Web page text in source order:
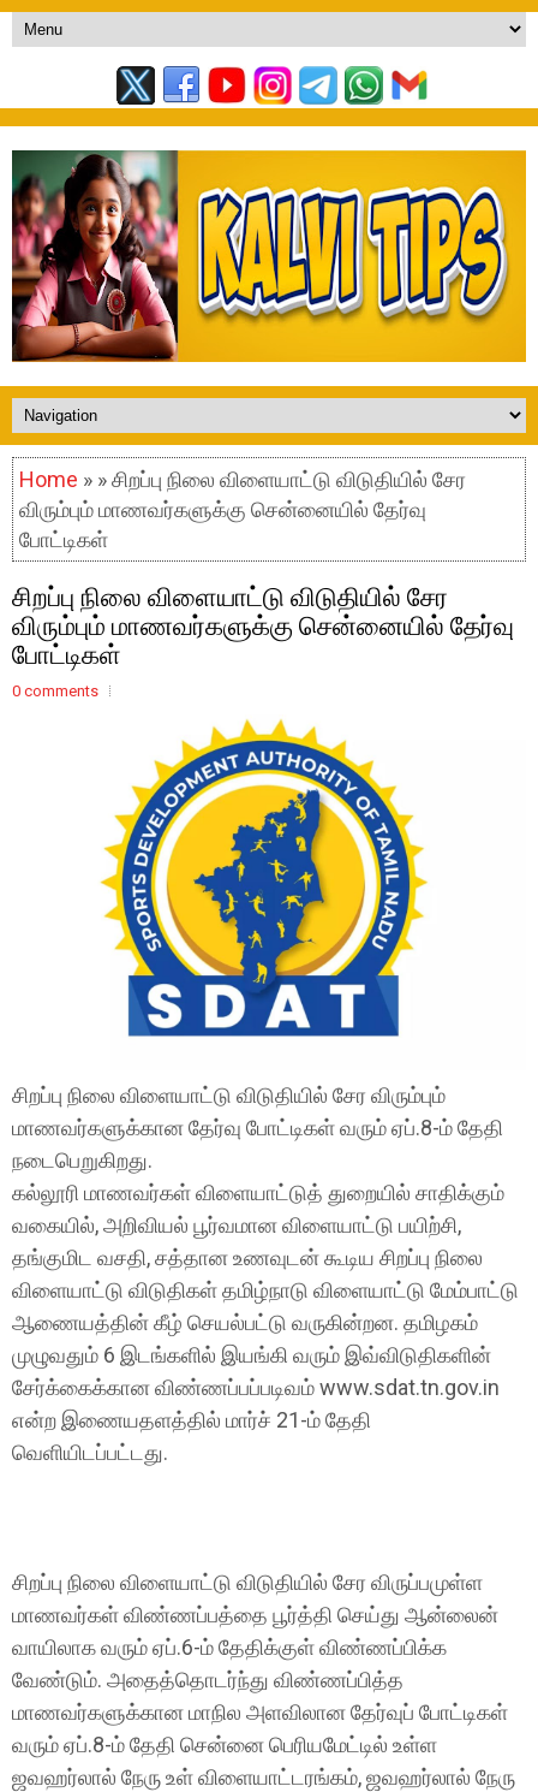
Home » » சிறப்பு நிலை விளையாட்டு விடுதியில் சேர
விரும்பும் மாணவர்களுக்கு சென்னையில் தேர்வு
போட்டிகள்
சிறப்பு நிலை விளையாட்டு விடுதியில் சேர
விரும்பும் மாணவர்களுக்கு சென்னையில் தேர்வு
போட்டிகள்
0 comments
சிறப்பு நிலை விளையாட்டு விடுதியில் சேர விரும்பும்
மாணவர்களுக்கான தேர்வு போட்டிகள் வரும் ஏப்.8-ம் தேதி
நடைபெறுகிறது.
கல்லூரி மாணவர்கள் விளையாட்டுத் துறையில் சாதிக்கும்
வகையில், அறிவியல் பூர்வமான விளையாட்டு பயிற்சி,
தங்குமிட வசதி, சத்தான உணவுடன் கூடிய சிறப்பு நிலை
விளையாட்டு விடுதிகள் தமிழ்நாடு விளையாட்டு மேம்பாட்டு
ஆணையத்தின் கீழ் செயல்பட்டு வருகின்றன. தமிழகம்
முழுவதும் 6 இடங்களில் இயங்கி வரும் இவ்விடுதிகளின்
சேர்க்கைக்கான விண்ணப்பப்படிவம் www.sdat.tn.gov.in
என்ற இணையதளத்தில் மார்ச் 21-ம் தேதி
வெளியிடப்பட்டது.
சிறப்பு நிலை விளையாட்டு விடுதியில் சேர விருப்பமுள்ள
மாணவர்கள் விண்ணப்பத்தை பூர்த்தி செய்து ஆன்லைன்
வாயிலாக வரும் ஏப்.6-ம் தேதிக்குள் விண்ணப்பிக்க
வேண்டும். அதைத்தொடர்ந்து விண்ணப்பித்த
மாணவர்களுக்கான மாநில அளவிலான தேர்வுப் போட்டிகள்
வரும் ஏப்.8-ம் தேதி சென்னை பெரியமேட்டில் உள்ள
ஜவஹர்லால் நேரு உள் விளையாட்டரங்கம், ஜவஹர்லால் நேரு